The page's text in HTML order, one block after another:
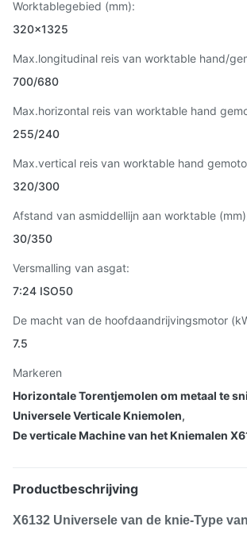
Worktablegebied (mm):
320x1325
Max.longitudinal reis van worktable hand/
700/680
Max.horizontal reis van worktable hand
255/240
Max.vertical reis van worktable hand
320/300
Afstand van asmiddellijn aan worktable
30/350
Versmalling van asgat:
7:24 ISO50
De macht van de hoofdaandrijvingsmotor
7.5
Markeren
Horizontale Torentjemolen om metaal te
Universele Verticale Kniemolen,
De verticale Machine van het Kniemalen
Productbeschrijving
X6132 Universele van de knie-Type